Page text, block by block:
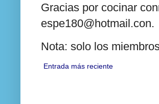
Gracias por cocinar
espe180@hotmail.con.
Nota: solo los
Entrada más reciente